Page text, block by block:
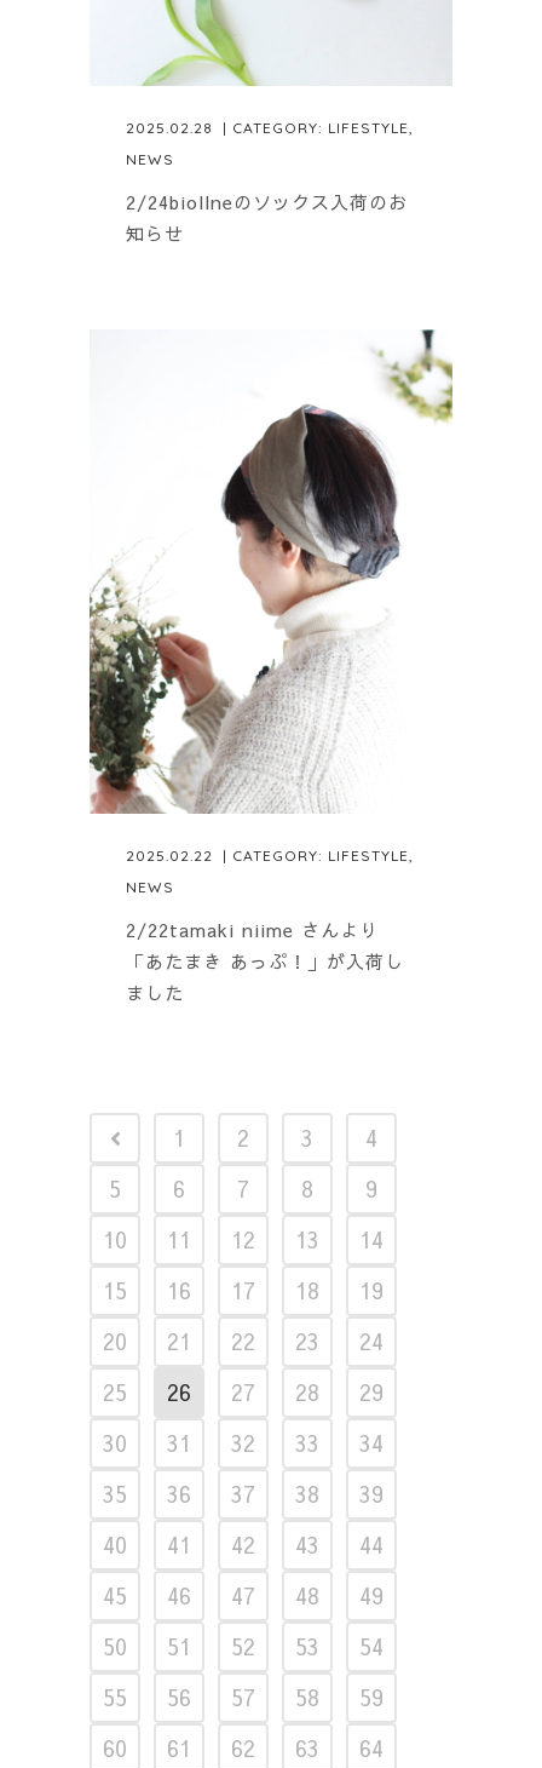
2025.02.28 | CATEGORY: LIFESTYLE,
NEWS
2/24biollneのソックス入荷のお
知らせ
2025.02.22 | CATEGORY: LIFESTYLE,
NEWS
2/22tamaki niime さんより
「あたまき あっぷ！」が入荷し
ました
1 2 3
4
5
6 7 8
9
10
11 12 13
14
15
16 17 18
19
20
21 22 23
24
25
26 27 28
29
30
31 32 33
34
35
36 37 38
39
40
41 42 43
44
45
46 47 48
49
50
51 52 53
54
55
56 57 58
59
60
61 62 63
64